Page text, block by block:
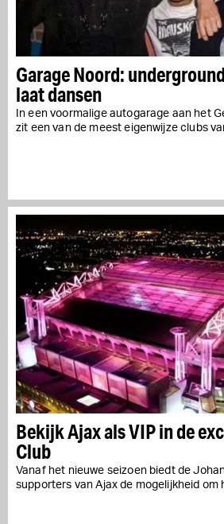
Garage Noord:
laat dansen
In een voormalige autogarage aan het
zit een van de meest eigenwijze clubs
Bekijk Ajax als VIP in de
Club
Vanaf het nieuwe seizoen biedt de
supporters van Ajax de mogelijkheid om